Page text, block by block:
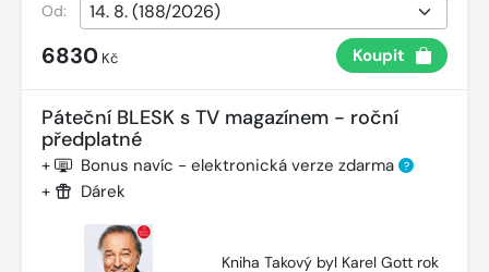
Od:
6830 Kč Koupit
Páteční BLESK s TV magazínem - roční
předplatné
+ Bonus navíc - elektronická verze zdarma ?
+ Dárek
Kniha Takový byl Karel Gott rok